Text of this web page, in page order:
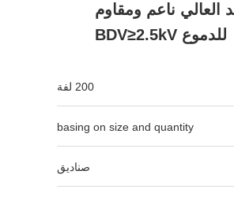
ناعم ومقاوم
للدموع BDV≥2.5kV
200 لفة
basing on size and quantity
صناديق